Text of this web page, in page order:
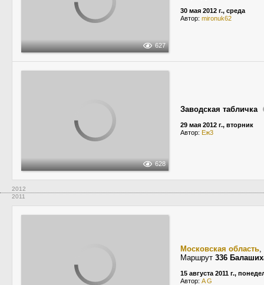
627
30 мая 2012 г., среда
Автор: mironuk62
628
Заводская табличка
29 мая 2012 г., вторник
Автор: Еж3
2012
2011
Московская область,
Маршрут 336
15 августа 2011 г.,
Автор: A G